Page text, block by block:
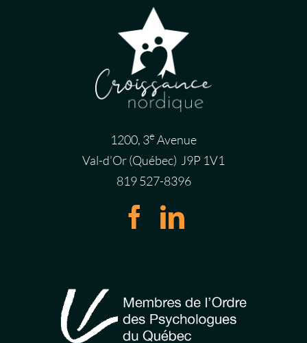
1200, 3e Avenue
Val-d’Or (Québec) J9P 1V1
819 527-8396